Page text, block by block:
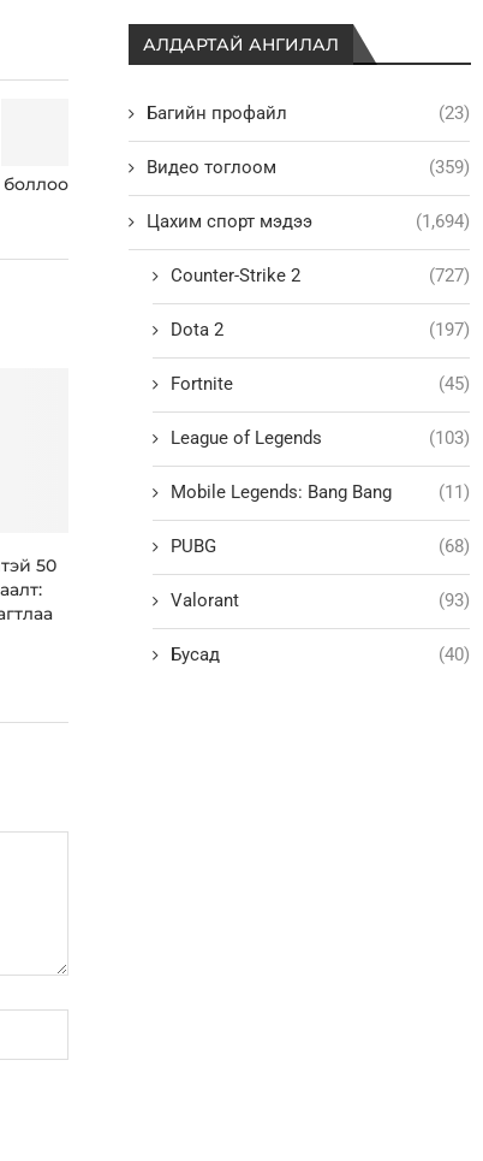
боллоо
50
АЛДАРТАЙ АНГИЛАЛ
Багийн профайл (23)
Видео тоглоом (359)
Цахим спорт мэдээ (1,694)
Counter-Strike 2 (727)
Dota 2 (197)
Fortnite (45)
League of Legends (103)
Mobile Legends: Bang Bang (11)
PUBG (68)
Valorant (93)
Бусад (40)